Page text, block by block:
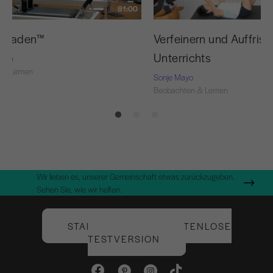
81:00
Faden™
Lernen
Verfeinern und
Unterrichts
Sonje Mayo
Beobachten & Lernen
Wir lieben es, unserer Gemeinschaft etwas zurückzugeben.
Sehen Sie, wie wir helfen.
STARTEN SIE IHRE KOSTENLOSE
TESTVERSION